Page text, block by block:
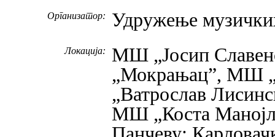
Организатор: Удружење
Локација:
МШ „Јосип
„Мокрањац”, МШ
„Ватрослав
МШ „Коста